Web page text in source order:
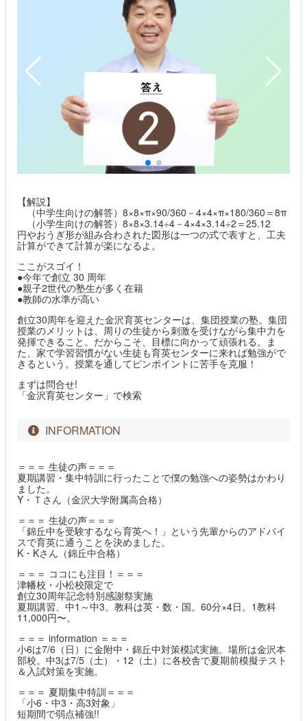
【解説】
（中学生向けの解答）8×8×π×90/360－4×4×π×180/360＝8π
（小学生向けの解答）8×8×3.14÷4－4×4×3.14÷2＝25.12
円やおうぎ形が組み合わされた図形は一つの式で表すと、工夫
計算ができて計算が楽になるよ。
ここがスゴイ！
●今年で創立 30 周年
●親子2世代の塾生が多く在籍
●教師の水準が高い
創立30周年を迎えた金沢育英センターは、集団授業の塾。集団
授業のメリットは、周りの生徒から刺激を受けながら集中力を
発揮できること。だからこそ、目標に向かって頑張れる。ま
た、家で学習習慣がない生徒も育英センターに来れば勉強がで
きるという。授業を通してピンポイントに苦手を克服！
まずは問合せ!
「金沢育英センター」で検索
INFORMATION
＝＝＝ 生徒の声＝＝＝
夏期講習・集中特訓に行ったことで僕の勉強への姿勢はかわり
ました。
Y・Ｔさん（金沢大学附属高合格）
＝＝＝ 生徒の声＝＝＝
「錦丘中を受験するなら育英へ！」という先輩からのアドバイ
スで育英に通うことを決めました。
K・Kさん（錦丘中合格）
＝＝＝ ココにも注目！＝＝＝
津幡校・小松校限定で
創立30周年記念特別感謝祭実施
夏期講習、中1～中3。教科は英・数・国。60分×4日。1教科
11,000円〜。
＝＝＝ information ＝＝＝
小6は7/6（日）に金附中・錦丘中対策模試実施。場所は金沢本
部校。中3は7/5（土）・12（土）に各校舎で夏期前模擬テスト
＆入試対策を実施。
＝＝＝ 夏期集中特訓＝＝＝
「小6・中3・高3対象」
短期間で弱点補強!!